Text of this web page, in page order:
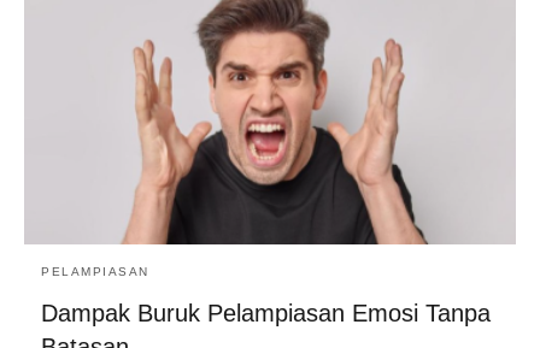
PELAMPIASAN
Dampak Buruk Pelampiasan Emosi Tanpa